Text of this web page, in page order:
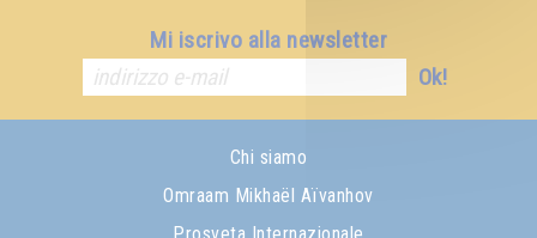
Mi iscrivo alla newsletter
Ok!
Chi siamo
Omraam Mikhaël Aïvanhov